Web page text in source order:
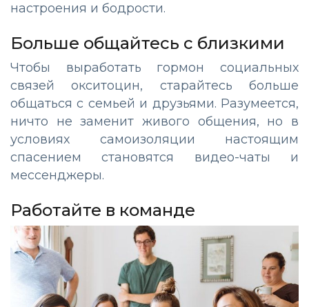
настроения и бодрости.
Больше общайтесь с близкими
Чтобы выработать гормон социальных
связей окситоцин, старайтесь больше
общаться с семьей и друзьями. Разумеется,
ничто не заменит живого общения, но в
условиях самоизоляции настоящим
спасением становятся видео-чаты и
мессенджеры.
Работайте в команде